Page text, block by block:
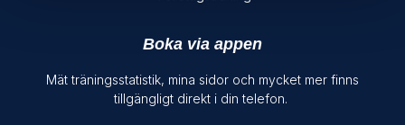
Boka via appen
Mät träningsstatistik, mina sidor och mycket mer finns
tillgängligt direkt i din telefon.